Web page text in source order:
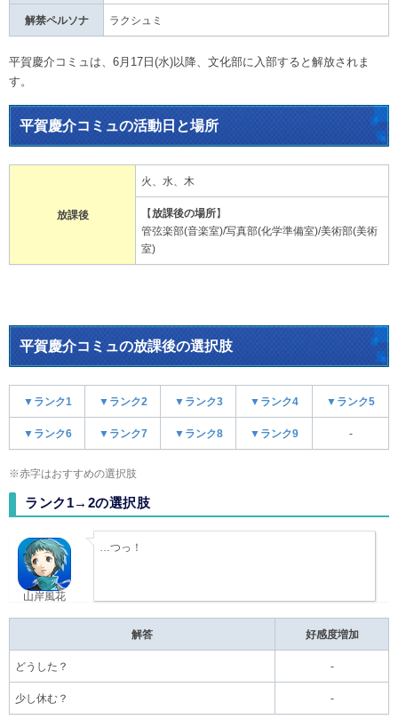
解禁ペルソナ ラクシュミ
平賀慶介コミュは、6月17日(水)以降、文化部に入部すると解放されま
す。
平賀慶介コミュの活動日と場所
放課後
火、水、木
【放課後の場所】
管弦楽部(音楽室)/写真部(化学準備室)/美術部(美術
室)
平賀慶介コミュの放課後の選択肢
▼ランク1 ▼ランク2 ▼ランク3 ▼ランク4 ▼ランク5
▼ランク6 ▼ランク7 ▼ランク8 ▼ランク9 -
※赤字はおすすめの選択肢
ランク1→2の選択肢
山岸風花
…つっ！
解答 好感度増加
どうした？ -
少し休む？ -